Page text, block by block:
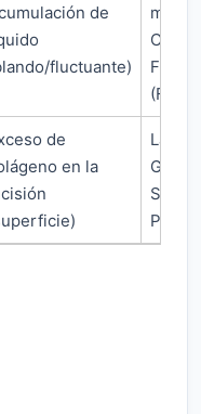
de
fluctuante)
Fuerte
(Faja).
de
en la
Geles